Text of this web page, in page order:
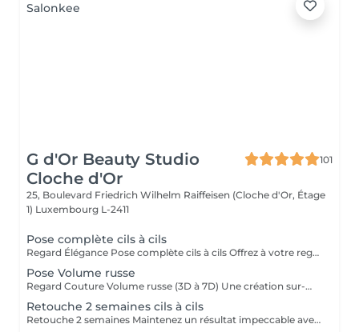
G d'Or Beauty Studio
Cloche d'Or
101
25, Boulevard Friedrich Wilhelm Raiffeisen (Cloche d'Or, Étage
1) Luxembourg L-2411
Pose complète cils à cils
Regard Élégance Pose complète cils à cils Offrez à votre regard une mise en beauté subtile et raffinée. Chaque extension est appliquée avec précision pour un résultat naturel, élégant et sur-mesure.
Pose Volume russe
Regard Couture Volume russe (3D à 7D) Une création sur-mesure pour un regard intense et captivant. Apportez densité et profondeur pour un effet glamour et sophistiqué.
Retouche 2 semaines cils à cils
Retouche 2 semaines Maintenez un résultat impeccable avec une retouche régulière.